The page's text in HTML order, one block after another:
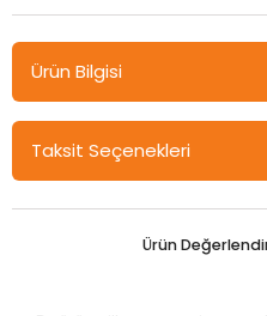
Ürün Bilgisi
Seçkin Spor Uyuşmazlıklarında
Yargılama Usulü - Gürkan Pak
Sporun kendine özgü dinamik
kavuşturulması gerekmektedir.
Taksit Seçenekleri
Ürün